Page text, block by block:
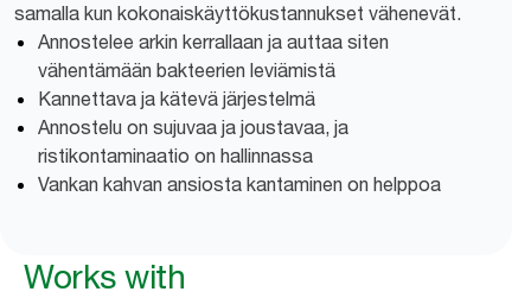
samalla kun kokonaiskäyttökustannukset vähenevät.
Annostelee arkin kerrallaan ja auttaa siten
vähentämään bakteerien leviämistä
Kannettava ja kätevä järjestelmä
Annostelu on sujuvaa ja joustavaa, ja
ristikontaminaatio on hallinnassa
Vankan kahvan ansiosta kantaminen on helppoa
Works with